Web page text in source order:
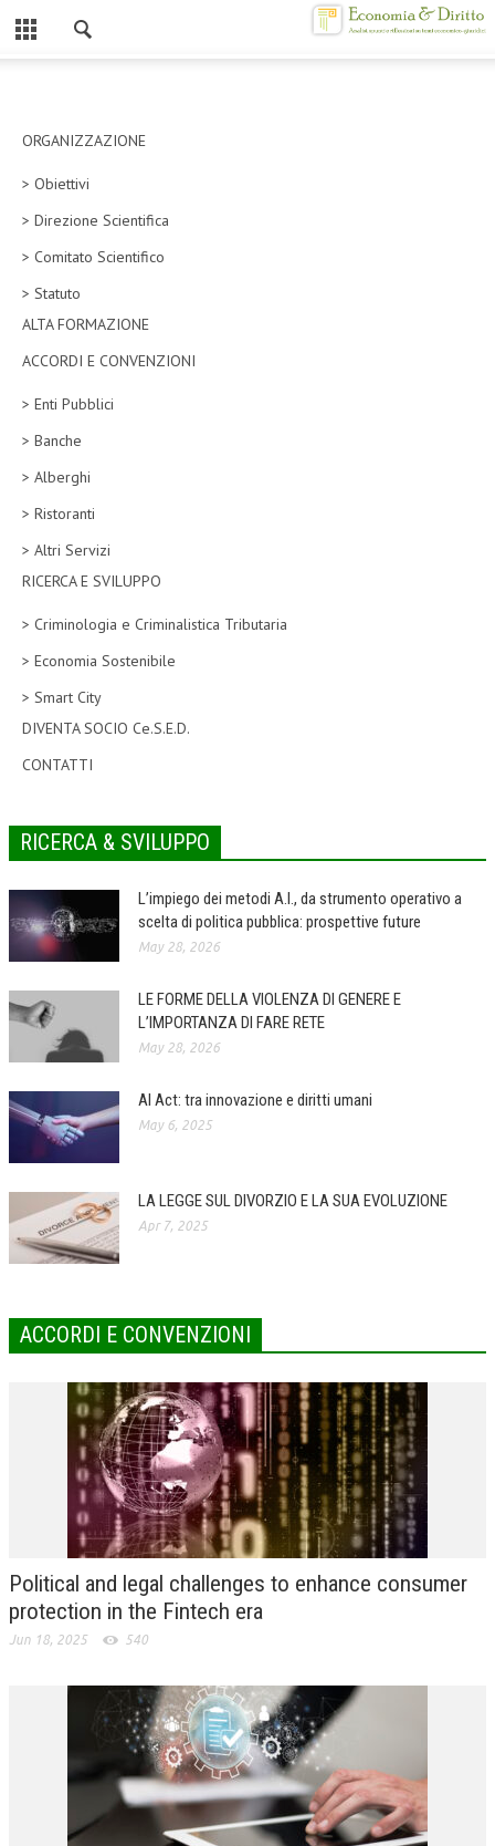
CHI SIAMO
MISSION
CONTATTI
ATTO COSTITUTIVO E STATUTO
ORGANIZZAZIONE
OBIETTIVI
DIREZIONE SCIENTIFICA
ALTA FORMAZIONE
LA RIVISTA
COMITATO EDITORIALE
PEER REVIEW
CODICE ETICO
AUTORI
COLLABORA CON NOI
CORPORATE SOCIAL RESPONSIBILITY
INTERNAZIONALIZZAZIONE
HUMAN RESOURCES
MARKETING
RISK MANAGEMENT
SVILUPPO SOSTENIBILE
PERSONA E CITTÀ
L’UMANISTA
DIRITTO PENALE D’IMPRESA
DIRITTO DEL LAVORO
DIRITTO DEL WEB
DIRITTO DELLE IMPRESE IN CRISI
CRIMINOLOGIA E CRIMINALISTICA
SICUREZZA SUL LAVORO
ORGANIZZAZIONE
> Obiettivi
> Direzione Scientifica
> Comitato Scientifico
> Statuto
ALTA FORMAZIONE
ACCORDI E CONVENZIONI
> Enti Pubblici
> Banche
> Alberghi
> Ristoranti
> Altri Servizi
RICERCA E SVILUPPO
> Criminologia e Criminalistica Tributaria
> Economia Sostenibile
> Smart City
DIVENTA SOCIO Ce.S.E.D.
CONTATTI
RICERCA & SVILUPPO
L’impiego dei metodi A.I., da strumento operativo a
scelta di politica pubblica: prospettive future
May 28, 2026
LE FORME DELLA VIOLENZA DI GENERE E
L’IMPORTANZA DI FARE RETE
May 28, 2026
AI Act: tra innovazione e diritti umani
May 6, 2025
LA LEGGE SUL DIVORZIO E LA SUA EVOLUZIONE
Apr 7, 2025
ACCORDI E CONVENZIONI
Political and legal challenges to enhance consumer
protection in the Fintech era
Jun 18, 2025 540